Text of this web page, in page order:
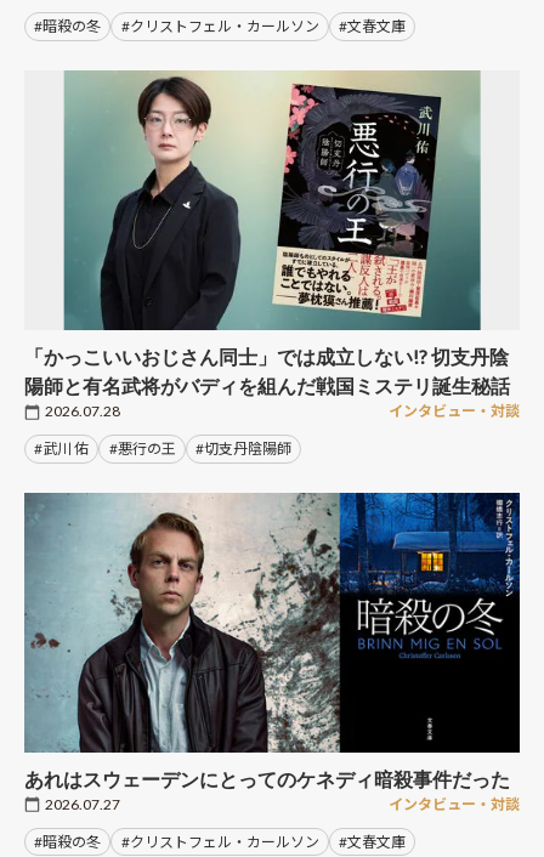
#暗殺の冬 #クリストフェル・カールソン #文春文庫
「かっこいいおじさん同士」では成立しない!? 切支丹陰
陽師と有名武将がバディを組んだ戦国ミステリ誕生秘話
2026.07.28 インタビュー・対談
#武川 佑 #悪行の王 #切支丹陰陽師
あれはスウェーデンにとってのケネディ暗殺事件だった
2026.07.27 インタビュー・対談
#暗殺の冬 #クリストフェル・カールソン #文春文庫